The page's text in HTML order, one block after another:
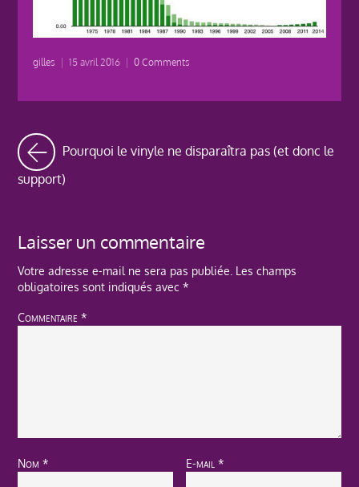
gilles 15 avril 2016 0 Comments
Pourquoi le vinyle ne disparaîtra pas (et donc le
support)
Laisser un commentaire
Votre adresse e-mail ne sera pas publiée. Les champs
obligatoires sont indiqués avec*
Commentaire*
Nom* E-mail*